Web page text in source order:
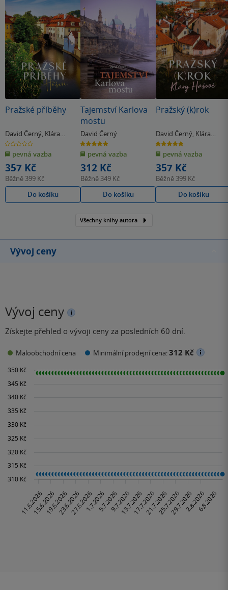
Pražské příběhy
David Černý, Klára
Hašová
0.0
z
5
hvězdiček
pevná vazba
357 Kč
Běžně 399 Kč
Do košíku
Tajemství Karlova
mostu
David Černý
5.0
z
5
hvězdiček
pevná vazba
312 Kč
Běžně 349 Kč
Do košíku
Pražský (k)rok
David Černý, Klára
Hašová
5.0
z
5
hvězdiček
pevná vazba
357 Kč
Běžně 399 Kč
Do košíku
Všechny knihy autora
Vývoj ceny
Vývoj ceny
Získejte přehled o vývoji ceny za posledních 60 dní.
Maloobchodní cena Minimální prodejní cena:312 Kč